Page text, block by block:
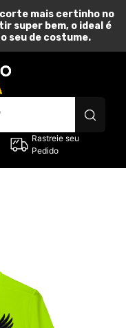
mais certinho no
super bem, o ideal é
seu de costume.
Expedição Pará -
Rastreie seu
Pedido